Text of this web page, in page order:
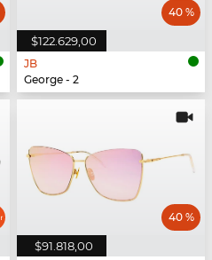
$122.629,00
40 %
JB
George - 2
$91.818,00
40 %